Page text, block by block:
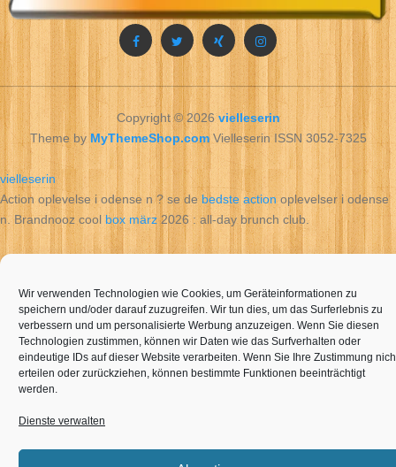
Copyright © 2026vielleserin
Theme by MyThemeShop.comVielleserin ISSN 3052-7325
vielleserin
Wir verwenden Technologien wie Cookies, um Geräteinformationen zu
speichern und/oder darauf zuzugreifen. Wir tun dies, um das Surferlebnis zu
verbessern und um personalisierte Werbung anzuzeigen. Wenn Sie diesen
Technologien zustimmen, können wir Daten wie das Surfverhalten oder
eindeutige IDs auf dieser Website verarbeiten. Wenn Sie Ihre Zustimmung
erteilen oder zurückziehen, können bestimmte Funktionen beeinträchtigt
werden.
Dienste verwalten
Action oplevelse i odense n ? se debedste actionoplevelser i odense
n. Brandnooz coolbox märz2026 : all‑day brunch club.